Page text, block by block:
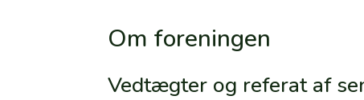
Om foreningen
Vedtægter og referat af